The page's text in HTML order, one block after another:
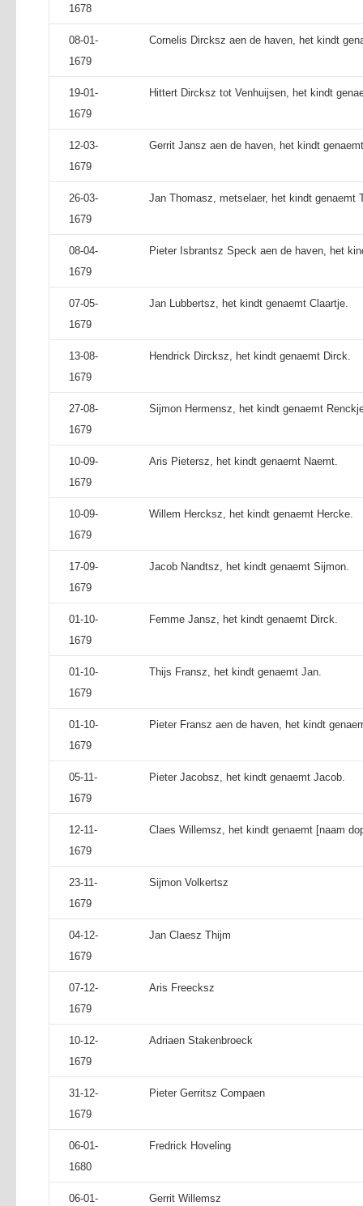
1678
08-01-
1679
Cornelis Dircksz aen de haven, het kindt
19-01-
1679
Hittert Dircksz tot Venhuijsen, het kindt
12-03-
1679
Gerrit Jansz aen de haven, het kindt
26-03-
1679
Jan Thomasz, metselaer, het kindt genaemt
08-04-
1679
Pieter Isbrantsz Speck aen de haven, het
07-05-
1679
Jan Lubbertsz, het kindt genaemt Claartje.
13-08-
1679
Hendrick Dircksz, het kindt genaemt Dirck.
27-08-
1679
Sijmon Hermensz, het kindt genaemt
10-09-
1679
Aris Pietersz, het kindt genaemt Naemt.
10-09-
1679
Willem Hercksz, het kindt genaemt Hercke.
17-09-
1679
Jacob Nandtsz, het kindt genaemt Sijmon.
01-10-
1679
Femme Jansz, het kindt genaemt Dirck.
01-10-
1679
Thijs Fransz, het kindt genaemt Jan.
01-10-
1679
Pieter Fransz aen de haven, het kindt
05-11-
1679
Pieter Jacobsz, het kindt genaemt Jacob.
12-11-
1679
Claes Willemsz, het kindt genaemt [naam
23-11-
1679
Sijmon Volkertsz
04-12-
1679
Jan Claesz Thijm
07-12-
1679
Aris Freecksz
10-12-
1679
Adriaen Stakenbroeck
31-12-
1679
Pieter Gerritsz Compaen
06-01-
1680
Fredrick Hoveling
06-01- Gerrit Willemsz